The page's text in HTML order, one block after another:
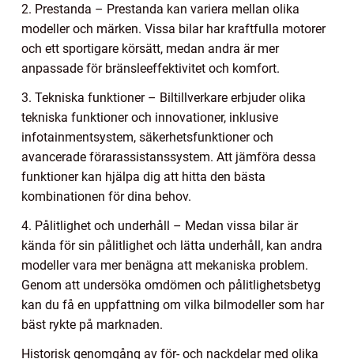
2. Prestanda – Prestanda kan variera mellan olika
modeller och märken. Vissa bilar har kraftfulla motorer
och ett sportigare körsätt, medan andra är mer
anpassade för bränsleeffektivitet och komfort.
3. Tekniska funktioner – Biltillverkare erbjuder olika
tekniska funktioner och innovationer, inklusive
infotainmentsystem, säkerhetsfunktioner och
avancerade förarassistanssystem. Att jämföra dessa
funktioner kan hjälpa dig att hitta den bästa
kombinationen för dina behov.
4. Pålitlighet och underhåll – Medan vissa bilar är
kända för sin pålitlighet och lätta underhåll, kan andra
modeller vara mer benägna att mekaniska problem.
Genom att undersöka omdömen och pålitlighetsbetyg
kan du få en uppfattning om vilka bilmodeller som har
bäst rykte på marknaden.
Historisk genomgång av för- och nackdelar med olika